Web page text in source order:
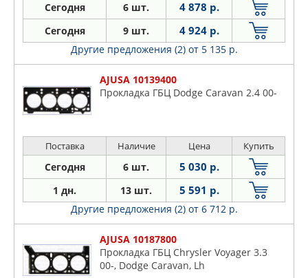
Сегодня 6 шт. 4 878 р.
Сегодня 9 шт. 4 924 р.
Другие предложения (2) от 5 135 р.
AJUSA 10139400
Прокладка ГБЦ Dodge Caravan 2.4 00-
Поставка Наличие Цена Купить
Сегодня 6 шт. 5 030 р.
1 дн. 13 шт. 5 591 р.
Другие предложения (2) от 6 712 р.
AJUSA 10187800
Прокладка ГБЦ Chrysler Voyager 3.3
00-, Dodge Caravan, Lh